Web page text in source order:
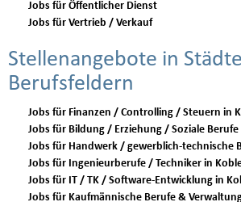
Jobs für Öffentlicher Dienst
Jobs für Vertrieb / Verkauf
Stellenangebote in
Berufsfeldern
Jobs für
Jobs für Ingenieurberufe /
Jobs für IT / TK /